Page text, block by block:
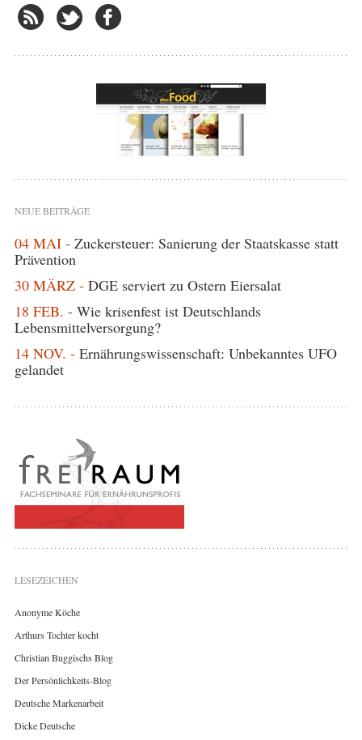
NEUE BEITRÄGE
04 MAI - Zuckersteuer: Sanierung der Staatskasse statt
Prävention
30 MÄRZ - DGE serviert zu Ostern Eiersalat
18 FEB. - Wie krisenfest ist Deutschlands
Lebensmittelversorgung?
14 NOV. - Ernährungswissenschaft: Unbekanntes UFO
gelandet
LESEZEICHEN
Anonyme Köche
Arthurs Tochter kocht
Christian Buggischs Blog
Der Persönlichkeits-Blog
Deutsche Markenarbeit
Dicke Deutsche